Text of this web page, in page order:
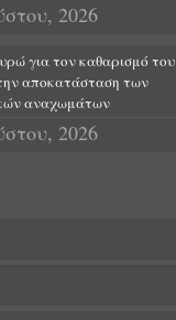
2026
για τον καθαρισμό του
αποκατάσταση των
αναχωμάτων
2026